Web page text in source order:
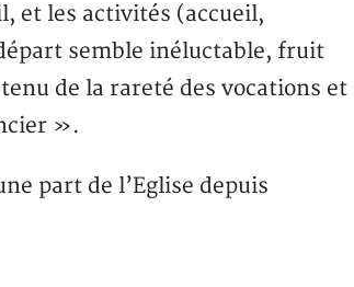
et les activités (accueil,
semble inéluctable, fruit
de la rareté des vocations et
».
part de l’Eglise depuis